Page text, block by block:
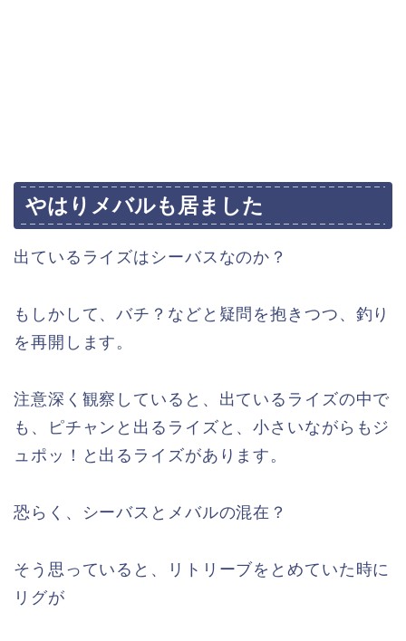
やはりメバルも居ました
出ているライズはシーバスなのか？
もしかして、バチ？などと疑問を抱きつつ、釣り
を再開します。
注意深く観察していると、出ているライズの中で
も、ピチャンと出るライズと、小さいながらもジ
ュポッ！と出るライズがあります。
恐らく、シーバスとメバルの混在？
そう思っていると、リトリーブをとめていた時に
リグが